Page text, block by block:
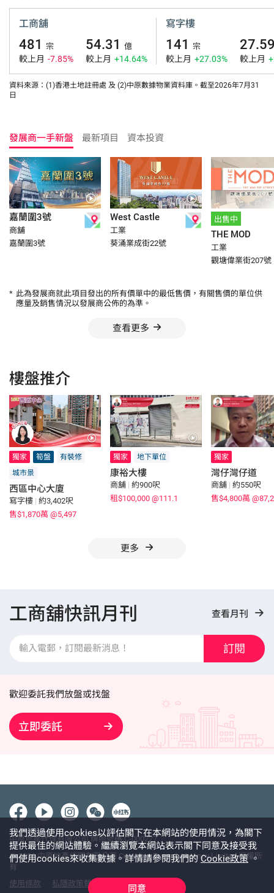
工商舖
481 宗
較上月 -7.85%
54.31 億
較上月 +14.64%
寫字樓
141 宗
較上月 +27.03% 較上月
資料來源：(1)香港土地註冊處 及 (2)中原數據物業資料庫。截至2026年7月31
日
發展商一手新盤 最新項目 資本投資
嘉蘭圍3號
商舖
嘉蘭圍3號
West Castle
工業
葵涌業成街22號
出售中
THE MOD
工業
觀塘偉業街207號
* 此為發展商就此項目發出的所有價單中的最低售價，有關售價的單位供
應量及銷售情況以發展商公佈的為準。
查看更多
樓盤推介
獨家 筍盤
有裝修
城市景
西區中心大廈
寫字樓 | 約3,402呎
售$1,870萬 @5,497
獨家 地下單位
康裕大樓
商舖 | 約900呎
租$100,000 @111.1
獨家
灣仔灣仔道
商舖 | 約550呎
售$4,800萬
更多
工商舖快訊月刊 查看月刊
訂閱
歡迎委託我們放盤或找盤
立即委託
中原地產代理有限公司 牌照號碼 C-000227
@ 2026 中原地產代理有限公司 Centaline Property Agency Limited 版權所
有
使用條款
私隱政策聲明 免責聲明
我們透過使用cookies以評估閣下在本網站的使用情況，為閣下
提供最佳的網站體驗。繼續瀏覽本網站表示閣下同意及接受我
們使用cookies來收集數據。詳情請參閱我們的Cookie政策。
同意